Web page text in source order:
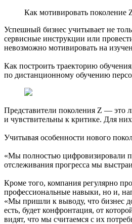
Как мотивировать поколение
Успешный бизнес учитывает не
сервисные инструкции или
невозможно мотивировать на
Как построить траекторию
по дистанционному обучению
Представители поколения Z — это
и чувствительны к критике. Для
Учитывая особенности нового
«Мы полностью цифровизировали
отслеживания прогресса мы
Кроме того, компания регулярно
профессиональные навыки, но и,
«Мы пришли к выводу, что бизнес
есть, будет конфронтация, от
видят, что мы считаемся с их